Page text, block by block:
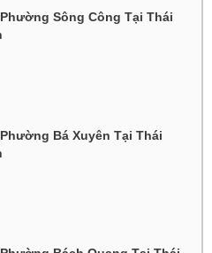
Sông Công Tại Thái
Bá Xuyên Tại Thái